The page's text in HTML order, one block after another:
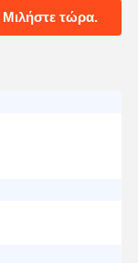
Μιλήστε τώρα.